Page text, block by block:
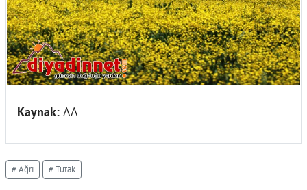
Kaynak: AA
# Ağrı # Tutak